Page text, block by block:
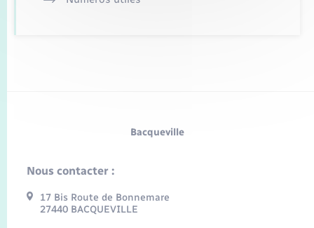
Bacqueville
Nous contacter :
17 Bis Route de Bonnemare
27440 BACQUEVILLE